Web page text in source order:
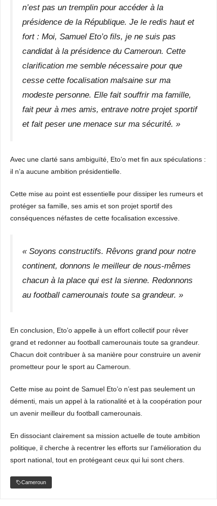
n’est pas un tremplin pour accéder à la
présidence de la République. Je le redis haut et
fort : Moi, Samuel Eto’o fils, je ne suis pas
candidat à la présidence du Cameroun. Cette
clarification me semble nécessaire pour que
cesse cette focalisation malsaine sur ma
modeste personne. Elle fait souffrir ma famille,
fait peur à mes amis, entrave notre projet sportif
et fait peser une menace sur ma sécurité. »
Avec une clarté sans ambiguïté, Eto’o met fin aux spéculations :
il n’a aucune ambition présidentielle.
Cette mise au point est essentielle pour dissiper les rumeurs et
protéger sa famille, ses amis et son projet sportif des
conséquences néfastes de cette focalisation excessive.
« Soyons constructifs. Rêvons grand pour notre
continent, donnons le meilleur de nous-mêmes
chacun à la place qui est la sienne. Redonnons
au football camerounais toute sa grandeur. »
En conclusion, Eto’o appelle à un effort collectif pour rêver
grand et redonner au football camerounais toute sa grandeur.
Chacun doit contribuer à sa manière pour construire un avenir
prometteur pour le sport au Cameroun.
Cette mise au point de Samuel Eto’o n’est pas seulement un
démenti, mais un appel à la rationalité et à la coopération pour
un avenir meilleur du football camerounais.
En dissociant clairement sa mission actuelle de toute ambition
politique, il cherche à recentrer les efforts sur l’amélioration du
sport national, tout en protégeant ceux qui lui sont chers.
Cameroun